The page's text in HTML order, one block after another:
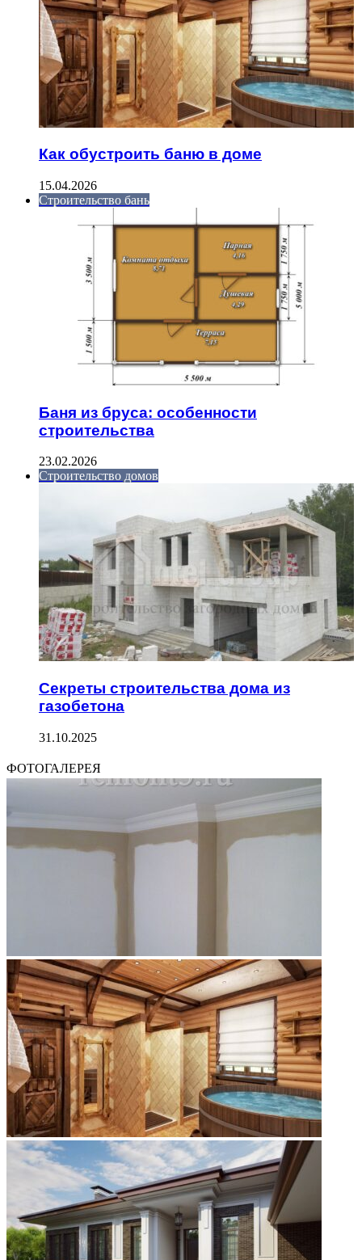
Как обустроить баню в доме
15.04.2026
Строительство бань
Баня из бруса: особенности
строительства
23.02.2026
Строительство домов
Секреты строительства дома из
газобетона
31.10.2025
ФОТОГАЛЕРЕЯ